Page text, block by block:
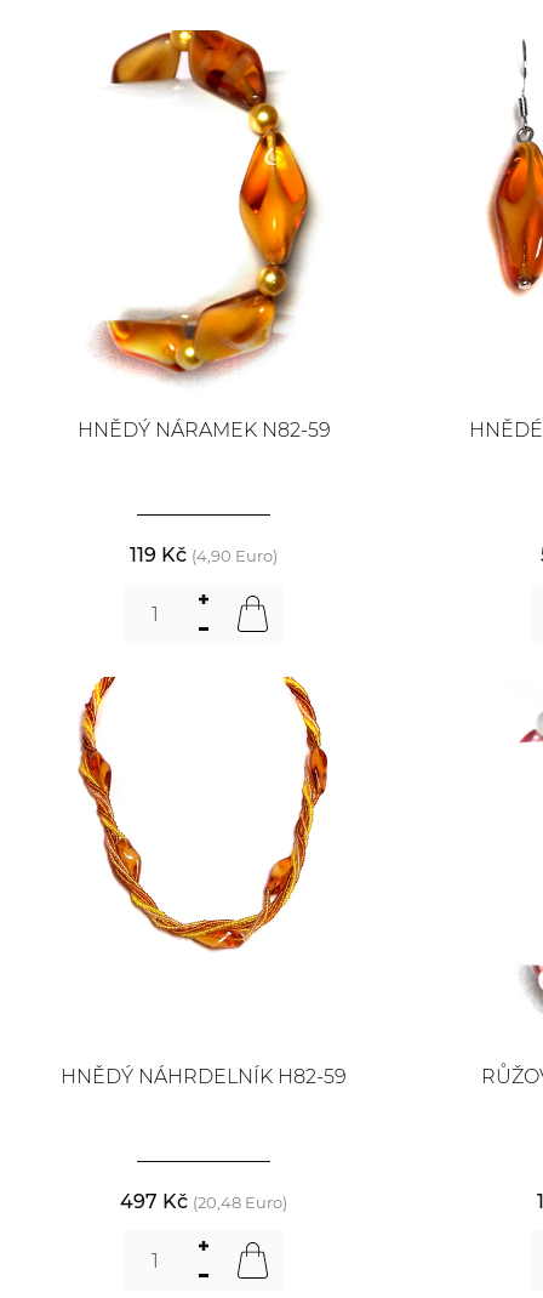
HNĚDÝ NÁRAMEK N82-59
119 Kč (4,90 Euro)
HNĚDÝ NÁHRDELNÍK H82-59
497 Kč (20,48 Euro)